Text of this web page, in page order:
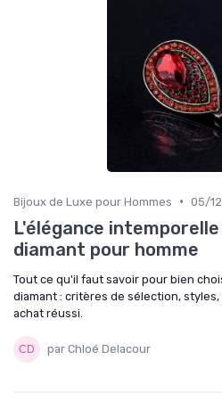
Bijoux de Luxe pour Hommes • 05/
L'élégance
diamant pour homme
Tout ce qu'il faut savoir pour bien
diamant : critères de sélection,
achat réussi.
par Chloé Delacour